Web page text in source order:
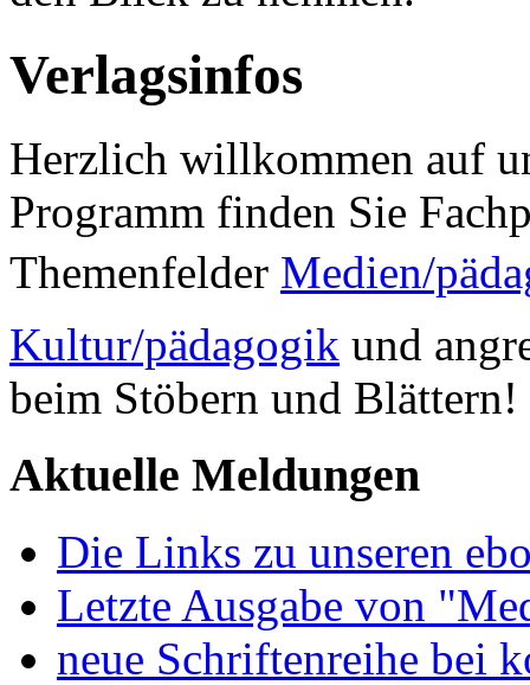
Verlagsinfos
Herzlich willkommen auf
Programm finden Sie
Themenfelder Medien/
Kultur/pädagogik und
beim Stöbern und Blättern!
Aktuelle Meldungen
Die Links zu unseren
Letzte Ausgabe von
neue Schriftenreihe bei